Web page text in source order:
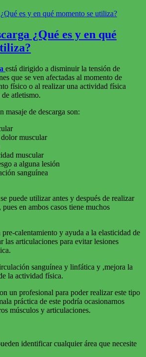
¿Qué es y en qué
está dirigido a disminuir la tensión de
que se ven afectadas al momento de
físico o al realizar una actividad física
atletismo.
masaje de descarga son:
muscular
muscular
a alguna lesión
sanguínea
puede utilizar antes y después de realizar
en ambos casos tiene muchos
calentamiento y ayuda a la elasticidad de
las articulaciones para evitar lesiones
sanguínea y linfática y ,mejora la
la actividad física.
un profesional para poder realizar este tipo
práctica de este podría ocasionarnos
músculos y articulaciones.
identificar cualquier área que necesite